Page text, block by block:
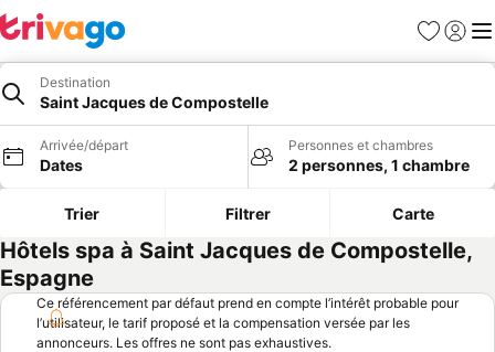
Favoris
Se
Destination
Saint Jacques de Compostelle
Arrivée/départ
Dates
Personnes et chambres
2 personnes, 1 chambre
Trier Filtrer Carte
Hôtels spa à Saint Jacques de Compostelle,
Espagne
Ce référencement par défaut prend en compte l’intérêt probable pour
l’utilisateur, le tarif proposé et la compensation versée par les
annonceurs. Les offres ne sont pas exhaustives.